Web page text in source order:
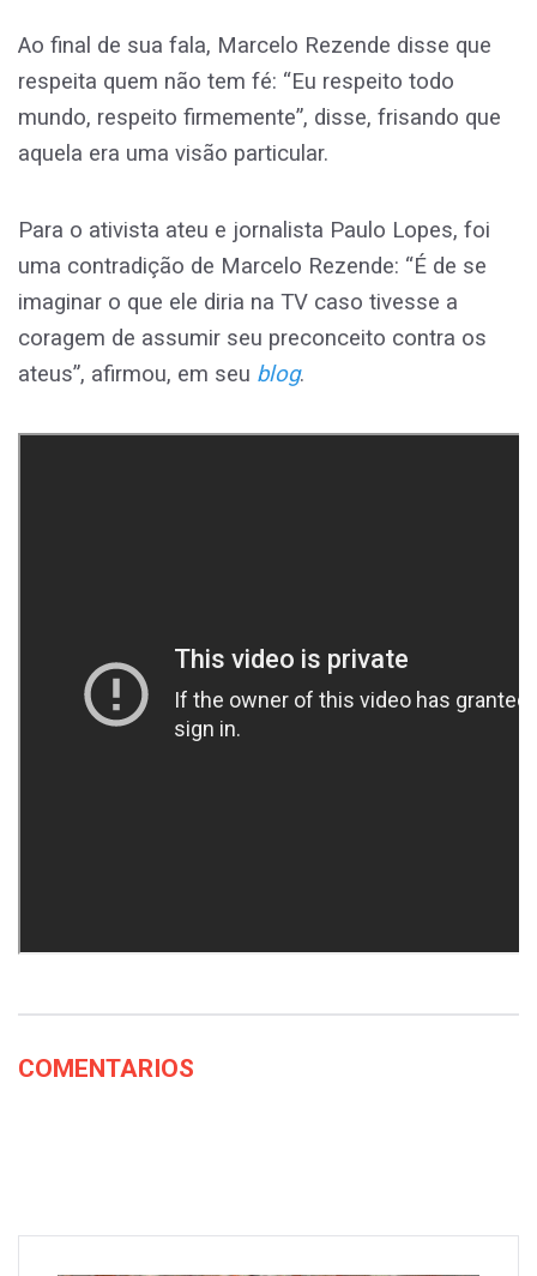
Ao final de sua fala, Marcelo Rezende disse que
respeita quem não tem fé: “Eu respeito todo
mundo, respeito firmemente”, disse, frisando que
aquela era uma visão particular.
Para o ativista ateu e jornalista Paulo Lopes, foi
uma contradição de Marcelo Rezende: “É de se
imaginar o que ele diria na TV caso tivesse a
coragem de assumir seu preconceito contra os
ateus”, afirmou, em seu blog.
COMENTARIOS